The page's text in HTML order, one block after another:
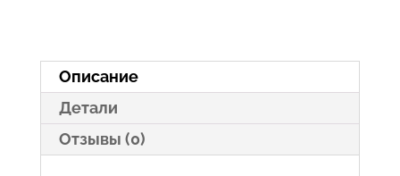
Trieste
Описание
Детали
Отзывы (0)